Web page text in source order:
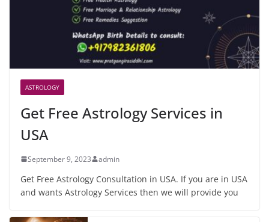
ASTROLOGY
Get Free Astrology Services in
USA
September 9, 2023 admin
Get Free Astrology Consultation in USA. If you are in USA
and wants Astrology Services then we will provide you